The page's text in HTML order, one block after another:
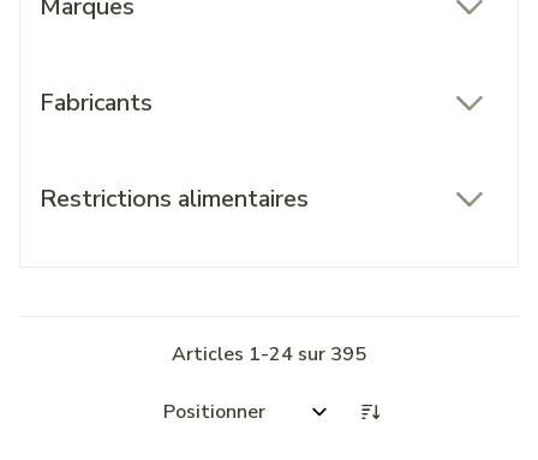
Marques
Fabricants
Restrictions alimentaires
Articles 1-24 sur 395
Trier par: